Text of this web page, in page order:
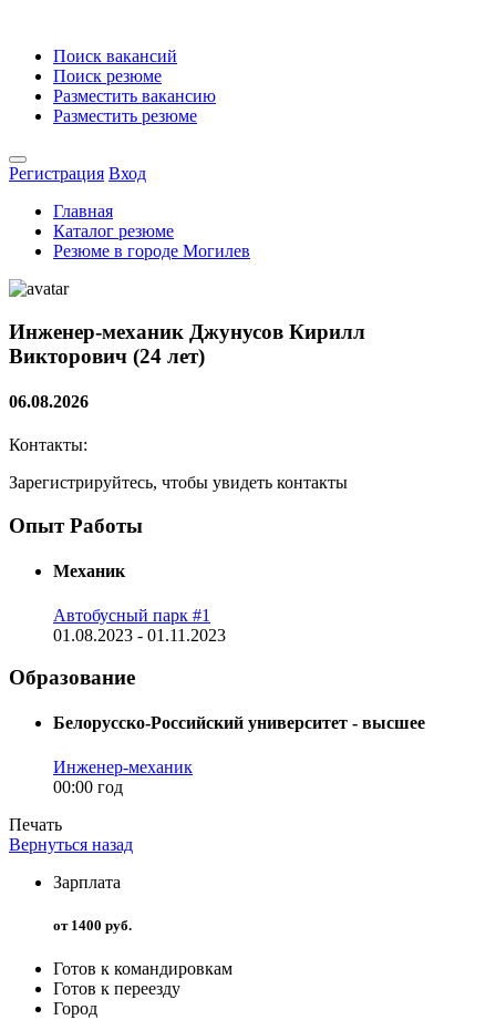
Поиск вакансий
Поиск резюме
Разместить вакансию
Разместить резюме
Регистрация Вход
Главная
Каталог резюме
Резюме в городе Могилев
Инженер-механик Джунусов Кирилл
Викторович (24 лет)
06.08.2026
Контакты:
Зарегистрируйтесь, чтобы увидеть контакты
Опыт Работы
Механик
Автобусный парк #1
01.08.2023 - 01.11.2023
Образование
Белорусско-Российский университет - высшее
Инженер-механик
00:00 год
Печать
Вернуться назад
Зарплата
от 1400 руб.
Готов к командировкам
Готов к переезду
Город